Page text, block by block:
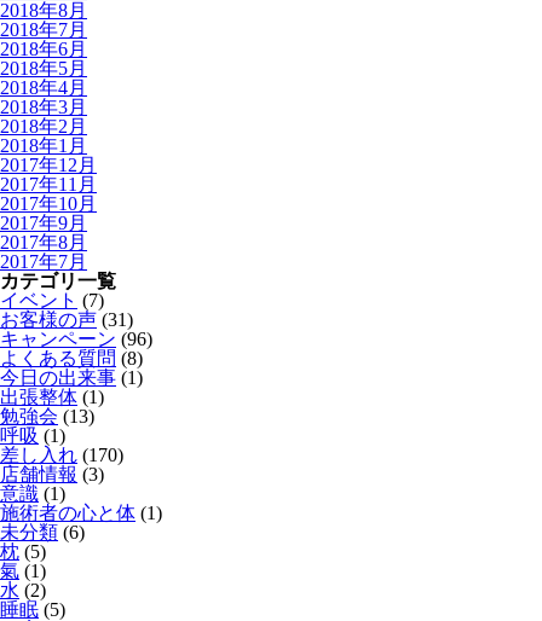
2018年8月
2018年7月
2018年6月
2018年5月
2018年4月
2018年3月
2018年2月
2018年1月
2017年12月
2017年11月
2017年10月
2017年9月
2017年8月
2017年7月
カテゴリ一覧
イベント (7)
お客様の声 (31)
キャンペーン (96)
よくある質問 (8)
今日の出来事 (1)
出張整体 (1)
勉強会 (13)
呼吸 (1)
差し入れ (170)
店舗情報 (3)
意識 (1)
施術者の心と体 (1)
未分類 (6)
枕 (5)
氣 (1)
水 (2)
睡眠 (5)